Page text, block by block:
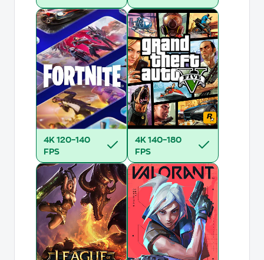
4K 120–140
FPS
4K 140–180
FPS